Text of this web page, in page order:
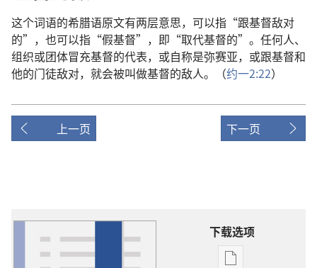
这个词语的希腊语原文有两层意思， 可以指 “跟基督敌对
的”， 也可以指 “假基督”， 即 “取代基督的”。 任何人、
组织或团体冒充基督的代表， 或自称是弥赛亚， 或跟基督和
他的门徒敌对， 就会被叫做基督的敌人。（约一2:22）
上一页 下一页
下载选项